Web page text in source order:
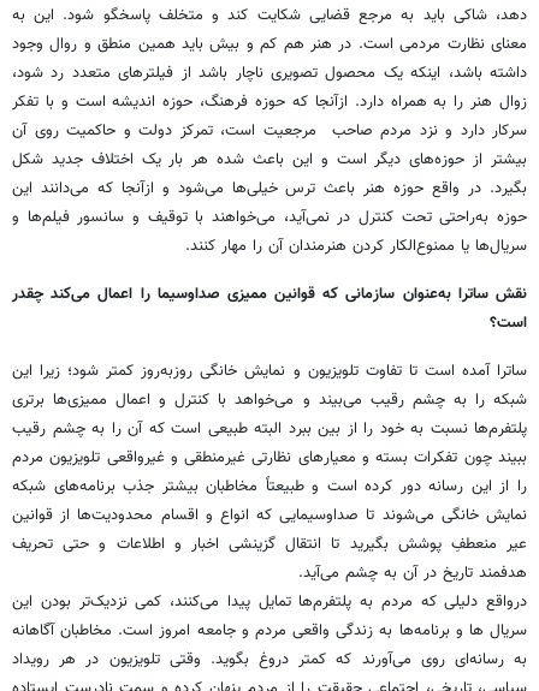
دهد، شاکی باید به مرجع قضایی شکایت کند و متخلف پاسخگو شود. این به
معنای نظارت مردمی است. در هنر هم کم و بیش باید همین منطق و روال وجود
داشته باشد، اینکه یک محصول تصویری ناچار باشد از فیلترهای متعدد رد شود،
زوال هنر را به همراه دارد. ازآنجا که حوزه فرهنگ، حوزه اندیشه است و با تفکر
سرکار دارد و نزد مردم صاحب مرجعیت است، تمرکز دولت و حاکمیت روی آن
بیشتر از حوزه‌های دیگر است و این باعث شده هر بار یک اختلاف جدید شکل
بگیرد. در واقع حوزه هنر باعث ترس خیلی‌ها می‌شود و ازآنجا که می‌دانند این
حوزه به‌راحتی تحت کنترل در نمی‌آید، می‌خواهند با توقیف و سانسور فیلم‌ها و
سریال‌ها یا ممنوع‌الکار کردن هنرمندان آن را مهار کنند.
نقش ساترا به‌عنوان سازمانی که قوانین ممیزی صداوسیما را اعمال می‌کند چقدر
است؟
ساترا آمده است تا تفاوت تلویزیون و نمایش خانگی روزبه‌روز کمتر شود؛ زیرا این
شبکه را به چشم رقیب می‌بیند و می‌خواهد با کنترل و اعمال ممیزی‌ها برتری
پلتفرم‌ها نسبت به خود را از بین ببرد البته طبیعی است که آن را به چشم رقیب
ببیند چون تفکرات بسته و معیارهای نظارتی غیرمنطقی و غیرواقعی تلویزیون مردم
را از این رسانه دور کرده است و طبیعتاً مخاطبان بیشتر جذب برنامه‌های شبکه
نمایش خانگی می‌شوند تا صداوسیمایی که انواع و اقسام محدودیت‌ها از قوانین
عیر منعطفِ پوشش بگیرید تا انتقال گزینشی اخبار و اطلاعات و حتی تحریف
هدفمند تاریخ در آن به چشم می‌آید.
درواقع دلیلی که مردم به پلتفرم‌ها تمایل پیدا می‌کنند، کمی نزدیک‌تر بودن این
سریال ها و برنامه‌ها به زندگی واقعی مردم و جامعه امروز است. مخاطبان آگاهانه
به رسانه‌ای روی می‌آورند که کمتر دروغ بگوید. وقتی تلویزیون در هر رویداد